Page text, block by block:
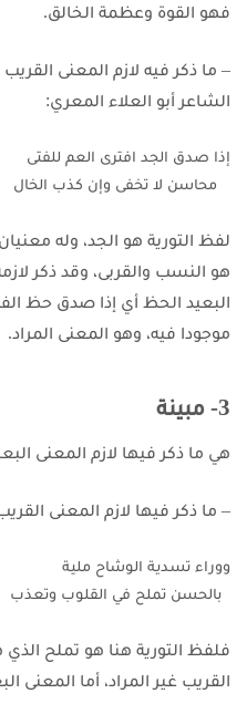
فهو القوة وعظمة الخالق.
– ما ذكر فيه لازم المعنى
الشاعر أبو العلاء المعري:
إذا صدق الجد افترى العم للفتى
   محاسن لا تخفى وإن كذب الخال
لفظ التورية هو الجد، وله
هو النسب والقربى، وقد ذكر
البعيد الحظ أي إذا صدق حظ
موجودا فيه، وهو المعنى المراد.
3- مبينة
هي ما ذكر فيها لازم المعنى
– ما ذكر فيها لازم المعنى
ووراء تسدية الوشاح ملية
  بالحسن تملح في القلوب وتعذب
فلفظ التورية هنا هو تملح
القريب غير المراد، أما المعنى